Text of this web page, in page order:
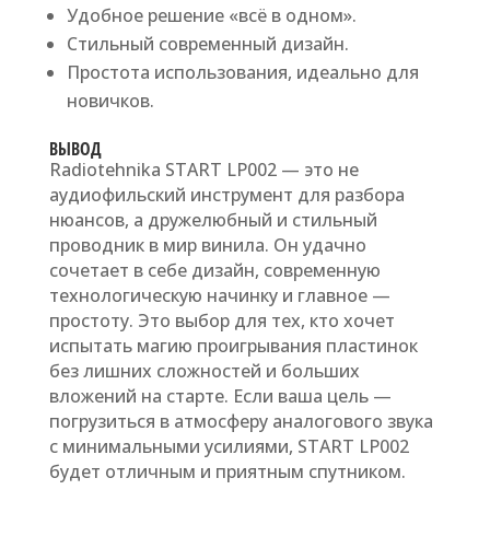
Удобное решение «всё в одном».
Стильный современный дизайн.
Простота использования, идеально для
новичков.
ВЫВОД
Radiotehnika START LP002 — это не
аудиофильский инструмент для разбора
нюансов, а дружелюбный и стильный
проводник в мир винила. Он удачно
сочетает в себе дизайн, современную
технологическую начинку и главное —
простоту. Это выбор для тех, кто хочет
испытать магию проигрывания пластинок
без лишних сложностей и больших
вложений на старте. Если ваша цель —
погрузиться в атмосферу аналогового звука
с минимальными усилиями, START LP002
будет отличным и приятным спутником.